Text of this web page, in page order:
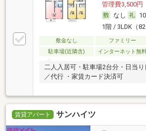
管理費3,500円
なし
1階 / 3LDK（
敷金なし ファミリー
駐車場(近隣含)
インターネット無
二人入居可・駐車場2台分・日当
／代行 ・家賃カード決済可
賃貸アパート サンハイツ